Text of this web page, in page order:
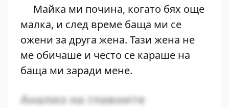
Майка ми почина, когато бях още
малка, и след време баща ми се
ожени за друга жена. Тази жена не
ме обичаше и често се караше на
баща ми заради мене.
Анализ на главните